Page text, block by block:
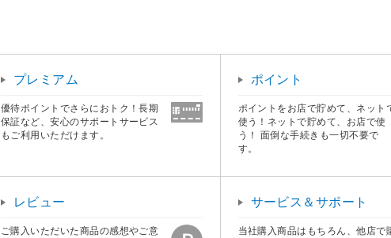
プレミアム
優待ポイントでさらにおトク！長期
保証など、安心のサポートサービス
もご利用いただけます。
ポイント
ポイントをお店で貯めて、ネット
使う！ネットで貯めて、お店で使
う！ 面倒な手続きも一切不要で
す。
レビュー
ご購入いただいた商品の感想やご意
サービス＆サポート
当社購入商品はもちろん、他店で